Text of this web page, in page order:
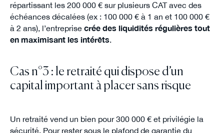
répartissant les 200 000 € sur plusieurs CAT avec des
échéances décalées (ex : 100 000 € à 1 an et 100 000 €
à 2 ans), l’entreprise crée des liquidités régulières tout
en maximisant les intérêts.
Cas n°3 : le retraité qui dispose d’un
capital important à placer sans risque
Un retraité vend un bien pour 300 000 € et privilégie la
sécurité. Pour rester sous le plafond de garantie du